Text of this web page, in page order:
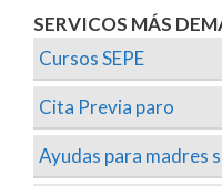
SERVICOS MÁS
Cursos SEPE
Cita Previa paro
Ayudas para madres